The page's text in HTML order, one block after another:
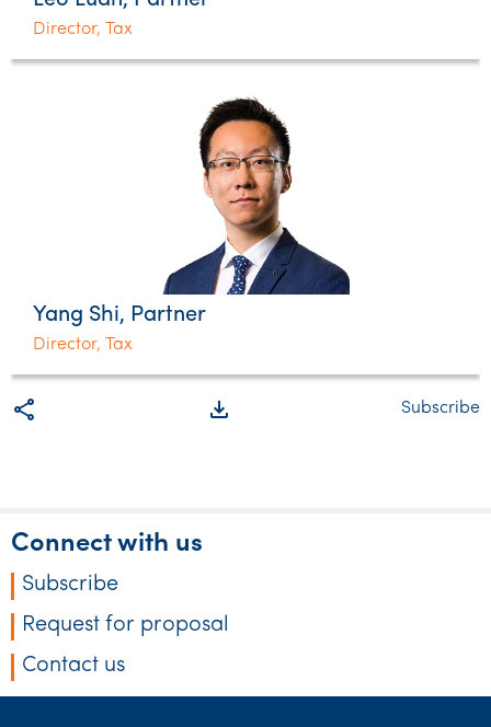
Director, Tax
Yang Shi, Partner
Director, Tax
share file_download Subscribe
Connect with us
Subscribe
Request for proposal
Contact us